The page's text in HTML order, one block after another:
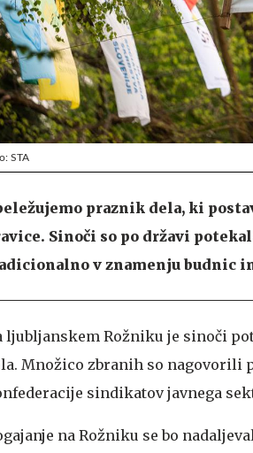
STA
praznik dela, ki
Sinoči so po državi
v znamenju budnic
ljubljanskem Rožniku je sinoči
Množico zbranih so nagovorili
sindikatov javnega
na Rožniku se bo